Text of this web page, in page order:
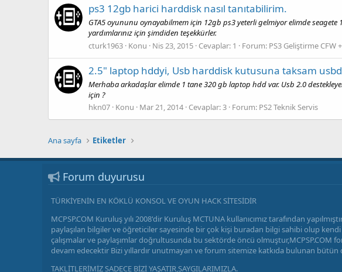
ps3 12gb harici harddisk nasıl tanıtabilirim.
GTA5 oyununu oynayabilmem için 12gb ps3 yeterli gelmiyor elimde
yardımlarınız için şimdiden teşekkürler.
cturk1963 Konu Nis 23, 2015 Cevaplar: 1 Forum: PS3 Geliştirme CFW
2.5" laptop hddyi, Usb harddisk kutusuna taksam
Merhaba arkadaşlar elimde 1 tane 320 gb laptop hdd var. Usb 2.0
için ?
hkn07 Konu Mar 21, 2014 Cevaplar: 3 Forum: PS2 Teknik Servis
Ana sayfa Etiketler
Forum duyurusu
TÜRKİYENİN EN KÖKLÜ KONSOL VE OYUN HACK SİTESİDİR
MCPSP.COM Kuruluş yılı 2008'dir Kuruluş MCTUNA kullanıcımız tarafından
paylaşılan bilgiler ve öğreticiler sayesinde bir çok kişi buradan bilgi sahibi olup
çalışmalar ve paylaşımlar doğrultusunda bu sektörde öncü olmuştur,MCPSP.COM
devam edecektir Bizi yıllardır unutmayan ve forum sitemize katkıda bulunan bütün
TAKLİTLERİMİZ SADECE BİZİ YAŞATIR,SAYGILARIMIZLA.